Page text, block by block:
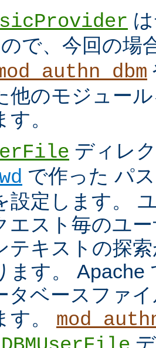
で、今回の場
他のモジュー
。
ディレ
で作った パ
設定します。
エスト毎のユ
テキストの探
ます。 Apache
タベースファ
す。